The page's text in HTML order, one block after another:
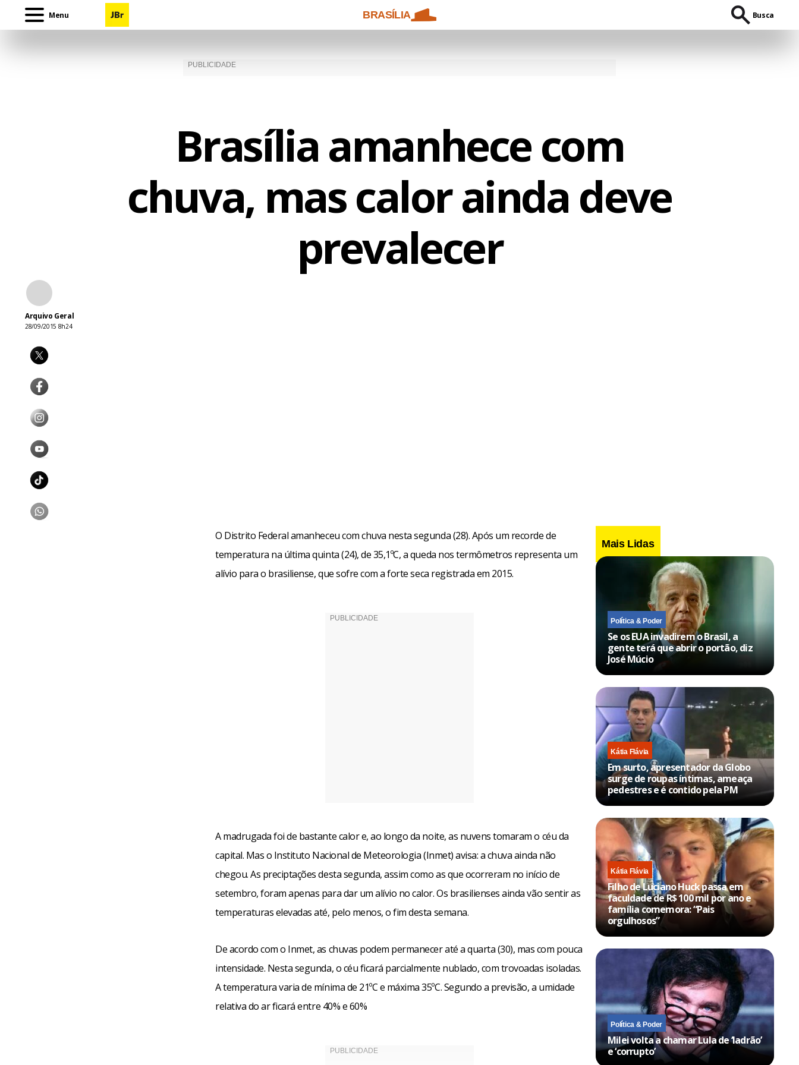
Menu BRASÍLIA Busca
Brasília amanhece com
chuva, mas calor ainda deve
prevalecer
Arquivo Geral
28/09/2015 8h24
O Distrito Federal amanheceu com chuva nesta segunda (28). Após um recorde de
temperatura na última quinta (24), de 35,1ºC, a queda nos termômetros representa um
alívio para o brasiliense, que sofre com a forte seca registrada em 2015.
A madrugada foi de bastante calor e, ao longo da noite, as nuvens tomaram o céu da
capital. Mas o Instituto Nacional de Meteorologia (Inmet) avisa: a chuva ainda não
chegou. As preciptações desta segunda, assim como as que ocorreram no início de
setembro, foram apenas para dar um alívio no calor. Os brasilienses ainda vão sentir as
temperaturas elevadas até, pelo menos, o fim desta semana.
De acordo com o Inmet, as chuvas podem permanecer até a quarta (30), mas com pouca
intensidade. Nesta segunda, o céu ficará parcialmente nublado, com trovoadas isoladas.
A temperatura varia de mínima de 21ºC e máxima 35ºC. Segundo a previsão, a umidade
relativa do ar ficará entre 40% e 60%
Mais Lidas
Política & Poder
Se os EUA invadirem o Brasil, a
gente terá que abrir o portão, diz
José Múcio
Kátia Flávia
Em surto, apresentador da Globo
surge de roupas íntimas, ameaça
pedestres e é contido pela PM
Kátia Flávia
Filho de Luciano Huck passa em
faculdade de R$ 100 mil por ano e
família comemora: “Pais
orgulhosos”
Política & Poder
Milei volta a chamar Lula de ‘ladrão’
e ‘corrupto’